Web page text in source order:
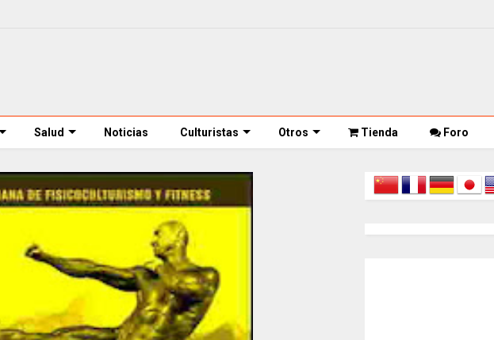
Salud Noticias Culturistas Otros Tienda Foro